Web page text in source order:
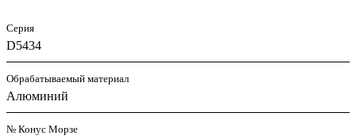
Серия
D5434
Обрабатываемый материал
Алюминий
№ Конус Морзе